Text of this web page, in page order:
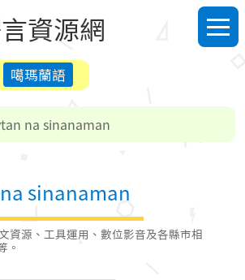
資源網
選單
噶瑪蘭語
na sinanaman
sinanaman
資源、工具運用、數位影音及各縣市相
。